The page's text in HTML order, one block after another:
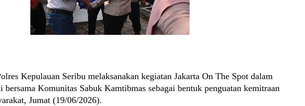
Kepulauan Seribu melaksanakan kegiatan Jakarta On The Spot dalam
bersama Komunitas Sabuk Kamtibmas sebagai bentuk penguatan kemitraan
Jumat (19/06/2026).